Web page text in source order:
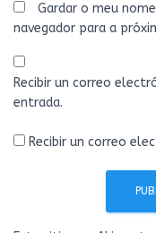
Gardar o meu
navegador para a
Recibir un correo
entrada.
Recibir un correo